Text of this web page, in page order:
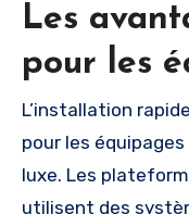
Les
pour les
L’installation
pour les
luxe. Les
utilisent des